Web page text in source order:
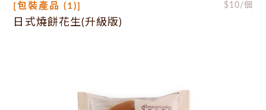
[包裝產品 (1)] $10/個
日式燒餅花生(升級版)